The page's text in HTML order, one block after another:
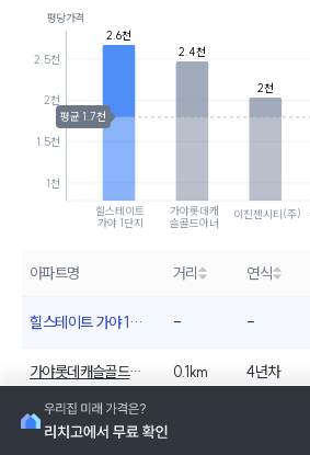
힐스테이트
가야 1단지
가야롯데캐
슬골드아너
이진젠시티(주)
1천
1.5천
2천
2.5천
평당가격
2.6천
2.4천
2천
평균 1.7천
아파트명 거리 연식
힐스테이트 가야 1단지 - -
가야롯데캐슬골드아너 0.1km 4년차
이진젠시티(주)